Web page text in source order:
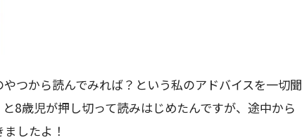
つから読んでみれば？という私のアドバイスを一切聞
8歳児が押し切って読みはじめたんですが、途中から
したよ！